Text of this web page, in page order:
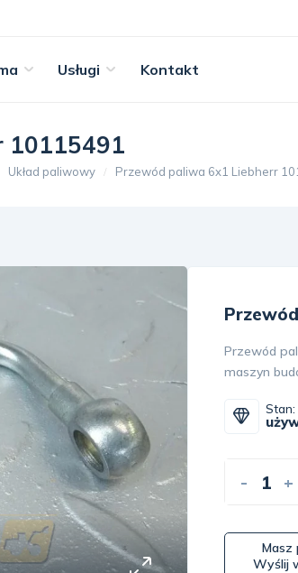
Usługi Kontakt
10115491
Układ paliwowy Przewód paliwa 6x1 Liebherr
Przewód
maszyn
Stan:
- +
Masz
Wyślij